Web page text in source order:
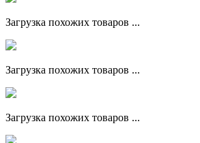
Загрузка похожих товаров ...
Загрузка похожих товаров ...
Загрузка похожих товаров ...